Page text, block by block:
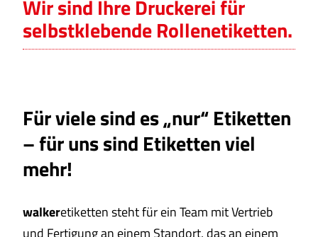
Wir sind Ihre Druckerei für
selbstklebende Rollenetiketten.
Für viele sind es „nur“ Etiketten
– für uns sind Etiketten viel
mehr!
walkeretiketten steht für ein Team mit Vertrieb
und Fertigung an einem Standort, das an einem